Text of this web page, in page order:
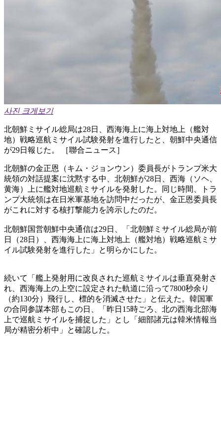
사진 크게보기
北朝鮮ミサイル総局は28日、西海海上に海上対地上（艦対
地）戦略巡航ミサイル試験発射を進行したと、朝鮮中央通信
が29日報じた。 ［聯合ニュース］
北朝鮮の金正恩（キム・ジョンウン）委員長がトランプ米大
統領の対話提案に沈黙する中、北朝鮮が28日、西海（ソヘ、
黄海）上に艦対地巡航ミサイルを発射した。同じ時間、トラ
ンプ大統領は在日米軍基地を訪問中だったが、金正恩委員長
がこれに対する核打撃能力を誇示したのだ。
北朝鮮国営朝鮮中央通信は29日、「北朝鮮ミサイル総局が前
日（28日）、西海海上に海上対地上（艦対地）戦略巡航ミサ
イル試験発射を進行した」と明らかにした。
続いて「艦上発射用に改良された巡航ミサイルは垂直発射さ
れ、西海海上の上空に設定された軌道に沿って7800秒余り
（約130分）飛行し、標的を消滅させた」と伝えた。韓国軍
の合同参謀本部もこの日、「昨日15時ごろ、北の西海北部海
上で巡航ミサイルを捕捉した」とし「細部諸元は韓米情報当
局が精密分析中」と確認した。